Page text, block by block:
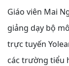
Giáo viên Mai
giảng dạy bộ
trực tuyến
các trường tiểu